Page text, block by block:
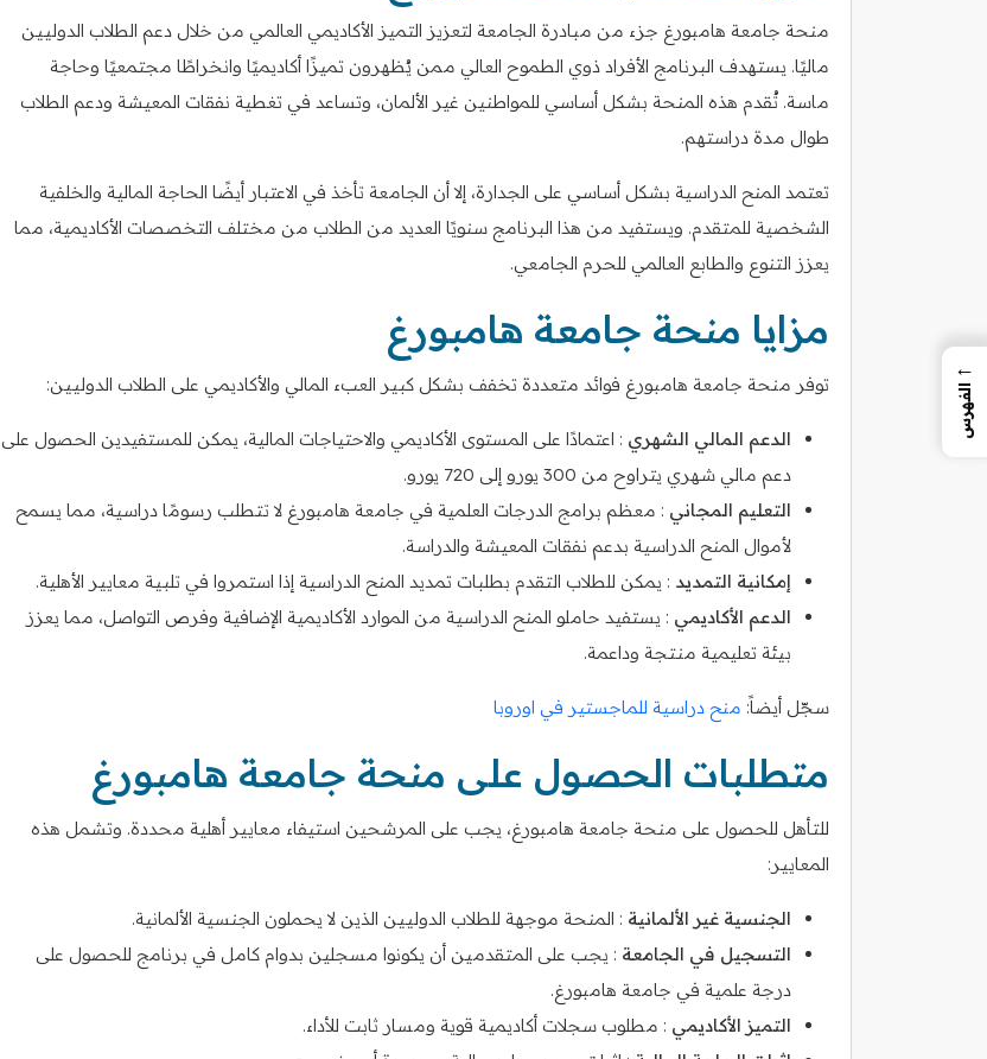
منحة جامعة هامبورغ جزء من مبادرة الجامعة لتعزيز التميز الأكاديمي العالمي من خلال دعم الطلاب الدوليين
ماليًا. يستهدف البرنامج الأفراد ذوي الطموح العالي ممن يُظهرون تميزًا أكاديميًا وانخراطًا مجتمعيًا وحاجة
ماسة. تُقدم هذه المنحة بشكل أساسي للمواطنين غير الألمان، وتساعد في تغطية نفقات المعيشة ودعم الطلاب
طوال مدة دراستهم.
تعتمد المنح الدراسية بشكل أساسي على الجدارة، إلا أن الجامعة تأخذ في الاعتبار أيضًا الحاجة المالية والخلفية
الشخصية للمتقدم. ويستفيد من هذا البرنامج سنويًا العديد من الطلاب من مختلف التخصصات الأكاديمية، مما
يعزز التنوع والطابع العالمي للحرم الجامعي.
مزايا منحة جامعة هامبورغ
توفر منحة جامعة هامبورغ فوائد متعددة تخفف بشكل كبير العبء المالي والأكاديمي على الطلاب الدوليين:
الدعم المالي الشهري : اعتمادًا على المستوى الأكاديمي والاحتياجات المالية، يمكن للمستفيدين الحصول على
دعم مالي شهري يتراوح من 300 يورو إلى 720 يورو.
التعليم المجاني : معظم برامج الدرجات العلمية في جامعة هامبورغ لا تتطلب رسومًا دراسية، مما يسمح
لأموال المنح الدراسية بدعم نفقات المعيشة والدراسة.
إمكانية التمديد : يمكن للطلاب التقدم بطلبات تمديد المنح الدراسية إذا استمروا في تلبية معايير الأهلية.
الدعم الأكاديمي : يستفيد حاملو المنح الدراسية من الموارد الأكاديمية الإضافية وفرص التواصل، مما يعزز
بيئة تعليمية منتجة وداعمة.
سجّل أيضاً: منح دراسية للماجستير في اوروبا
متطلبات الحصول على منحة جامعة هامبورغ
للتأهل للحصول على منحة جامعة هامبورغ، يجب على المرشحين استيفاء معايير أهلية محددة. وتشمل هذه
المعايير:
الجنسية غير الألمانية : المنحة موجهة للطلاب الدوليين الذين لا يحملون الجنسية الألمانية.
التسجيل في الجامعة : يجب على المتقدمين أن يكونوا مسجلين بدوام كامل في برنامج للحصول على
درجة علمية في جامعة هامبورغ.
التميز الأكاديمي : مطلوب سجلات أكاديمية قوية ومسار ثابت للأداء.
←
الفهرس